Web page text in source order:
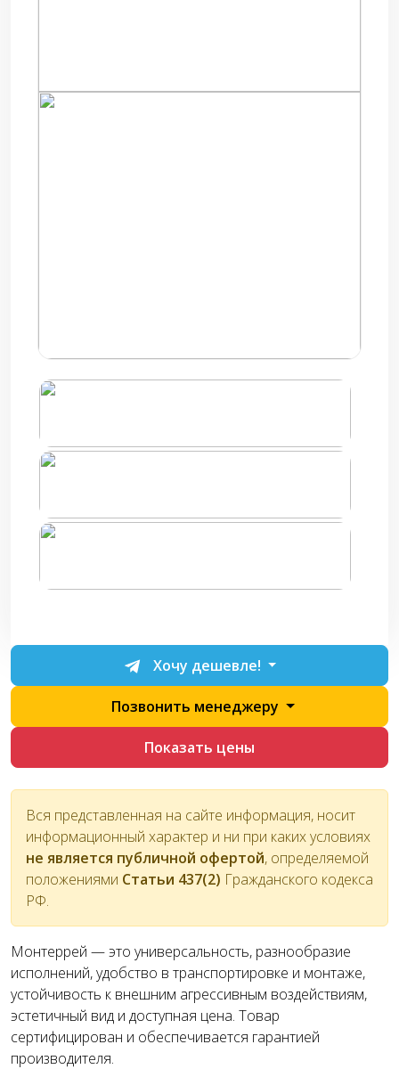
Хочу дешевле!
Позвонить менеджеру
Показать цены
Вся представленная на сайте информация, носит
информационный характер и ни при каких условиях
не является публичной офертой, определяемой
положениями Статьи 437(2) Гражданского кодекса
РФ.
Монтеррей — это универсальность, разнообразие
исполнений, удобство в транспортировке и монтаже,
устойчивость к внешним агрессивным воздействиям,
эстетичный вид и доступная цена. Товар
сертифицирован и обеспечивается гарантией
производителя.